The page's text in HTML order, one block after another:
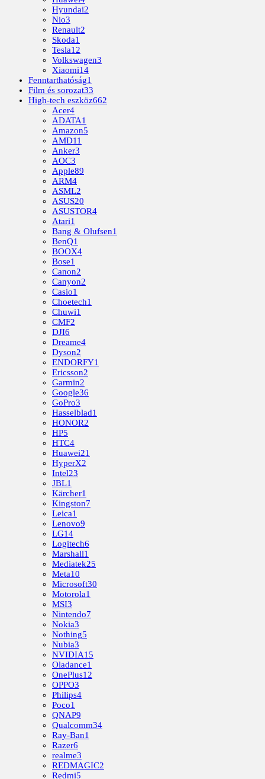
Hyundai2
Nio3
Renault2
Skoda1
Tesla12
Volkswagen3
Xiaomi14
Fenntarthatóság1
Film és sorozat33
High-tech eszköz662
Acer4
ADATA1
Amazon5
AMD11
Anker3
AOC3
Apple89
ARM4
ASML2
ASUS20
ASUSTOR4
Atari1
Bang & Olufsen1
BenQ1
BOOX4
Bose1
Canon2
Canyon2
Casio1
Choetech1
Chuwi1
CMF2
DJI6
Dreame4
Dyson2
ENDORFY1
Ericsson2
Garmin2
Google36
GoPro3
Hasselblad1
HONOR2
HP5
HTC4
Huawei21
HyperX2
Intel23
JBL1
Kärcher1
Kingston7
Leica1
Lenovo9
LG14
Logitech6
Marshall1
Mediatek25
Meta10
Microsoft30
Motorola1
MSI3
Nintendo7
Nokia3
Nothing5
Nubia3
NVIDIA15
Oladance1
OnePlus12
OPPO3
Philips4
Poco1
QNAP9
Qualcomm34
Ray-Ban1
Razer6
realme3
REDMAGIC2
Redmi5